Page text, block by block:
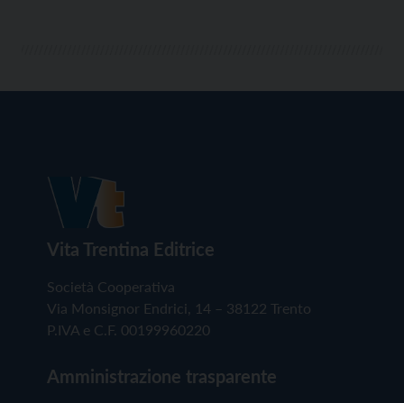
Vita Trentina Editrice
Società Cooperativa
Via Monsignor Endrici, 14 – 38122 Trento
P.IVA e C.F. 00199960220
Amministrazione trasparente